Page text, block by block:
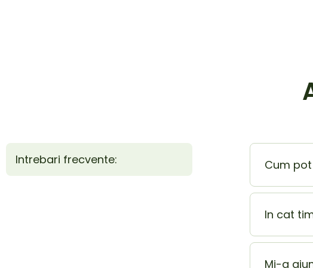
Intrebari frecvente: Cum
Plata la
In cat
Produsul
Mi-a